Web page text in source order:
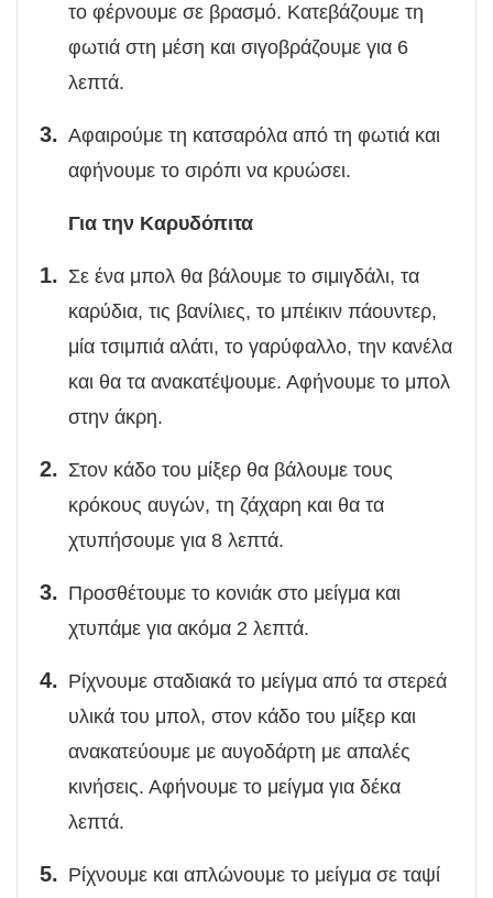
το φέρνουμε σε βρασμό. Κατεβάζουμε τη
φωτιά στη μέση και σιγοβράζουμε για 6
λεπτά.
Αφαιρούμε τη κατσαρόλα από τη φωτιά και
αφήνουμε το σιρόπι να κρυώσει.
Για την Καρυδόπιτα
Σε ένα μπολ θα βάλουμε το σιμιγδάλι, τα
καρύδια, τις βανίλιες, το μπέικιν πάουντερ,
μία τσιμπιά αλάτι, το γαρύφαλλο, την κανέλα
και θα τα ανακατέψουμε. Αφήνουμε το μπολ
στην άκρη.
Στον κάδο του μίξερ θα βάλουμε τους
κρόκους αυγών, τη ζάχαρη και θα τα
χτυπήσουμε για 8 λεπτά.
Προσθέτουμε το κονιάκ στο μείγμα και
χτυπάμε για ακόμα 2 λεπτά.
Ρίχνουμε σταδιακά το μείγμα από τα στερεά
υλικά του μπολ, στον κάδο του μίξερ και
ανακατεύουμε με αυγοδάρτη με απαλές
κινήσεις. Αφήνουμε το μείγμα για δέκα
λεπτά.
Ρίχνουμε και απλώνουμε το μείγμα σε ταψί